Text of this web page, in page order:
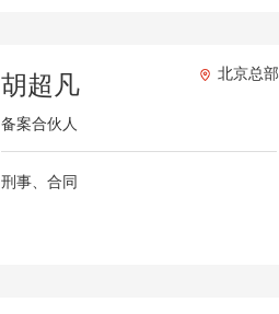
胡超凡
备案合伙人
北京总部
刑事、合同